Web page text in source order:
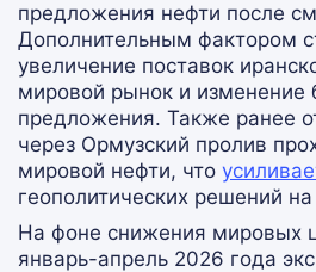
предложения нефти после
Дополнительным фактором
увеличение поставок
мировой рынок и изменение
предложения. Также ранее
через Ормузский пролив
мировой нефти, что
геополитических решений
На фоне снижения мировых
январь-апрель 2026 года